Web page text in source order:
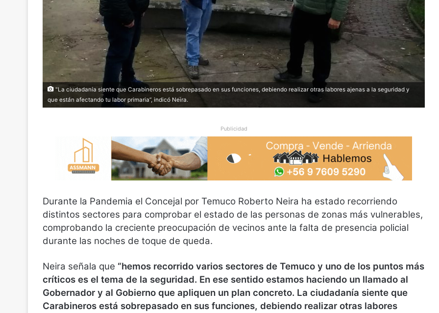
"La ciudadanía siente que Carabineros está sobrepasado en sus funciones, debiendo realizar otras labores ajenas a la seguridad y
que están afectando tu labor primaria”, indicó Neira.
Publicidad
Durante la Pandemia el Concejal por Temuco Roberto Neira ha estado recorriendo
distintos sectores para comprobar el estado de las personas de zonas más vulnerables,
comprobando la creciente preocupación de vecinos ante la falta de presencia policial
durante las noches de toque de queda.
Neira señala que “hemos recorrido varios sectores de Temuco y uno de los puntos más
críticos es el tema de la seguridad. En ese sentido estamos haciendo un llamado al
Gobernador y al Gobierno que apliquen un plan concreto. La ciudadanía siente que
Carabineros está sobrepasado en sus funciones, debiendo realizar otras labores